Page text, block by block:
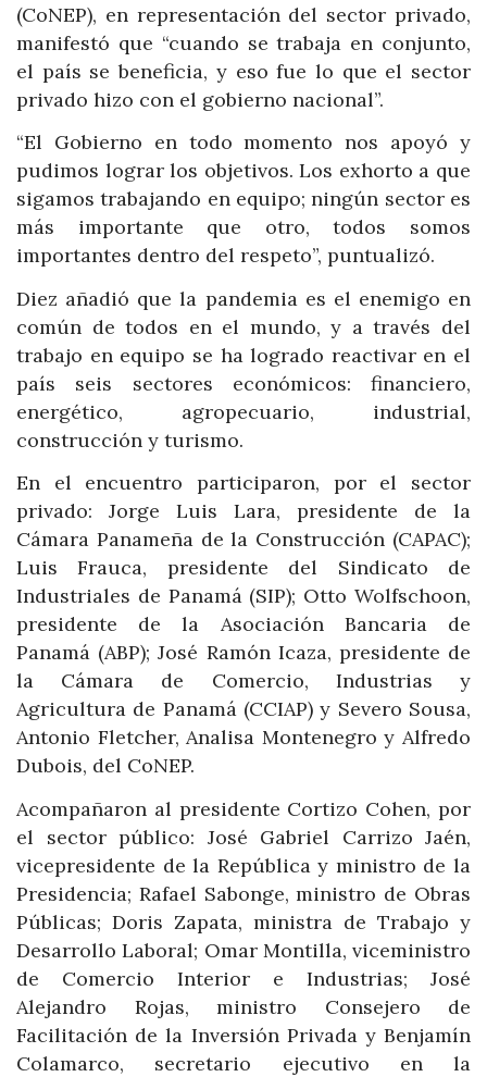
(CoNEP), en representación del sector privado,
manifestó que “cuando se trabaja en conjunto,
el país se beneficia, y eso fue lo que el sector
privado hizo con el gobierno nacional”.
“El Gobierno en todo momento nos apoyó y
pudimos lograr los objetivos. Los exhorto a que
sigamos trabajando en equipo; ningún sector es
más importante que otro, todos somos
importantes dentro del respeto”, puntualizó.
Diez añadió que la pandemia es el enemigo en
común de todos en el mundo, y a través del
trabajo en equipo se ha logrado reactivar en el
país seis sectores económicos: financiero,
energético, agropecuario, industrial,
construcción y turismo.
En el encuentro participaron, por el sector
privado: Jorge Luis Lara, presidente de la
Cámara Panameña de la Construcción (CAPAC);
Luis Frauca, presidente del Sindicato de
Industriales de Panamá (SIP); Otto Wolfschoon,
presidente de la Asociación Bancaria de
Panamá (ABP); José Ramón Icaza, presidente de
la Cámara de Comercio, Industrias y
Agricultura de Panamá (CCIAP) y Severo Sousa,
Antonio Fletcher, Analisa Montenegro y Alfredo
Dubois, del CoNEP.
Acompañaron al presidente Cortizo Cohen, por
el sector público: José Gabriel Carrizo Jaén,
vicepresidente de la República y ministro de la
Presidencia; Rafael Sabonge, ministro de Obras
Públicas; Doris Zapata, ministra de Trabajo y
Desarrollo Laboral; Omar Montilla, viceministro
de Comercio Interior e Industrias; José
Alejandro Rojas, ministro Consejero de
Facilitación de la Inversión Privada y Benjamín
Colamarco, secretario ejecutivo en la